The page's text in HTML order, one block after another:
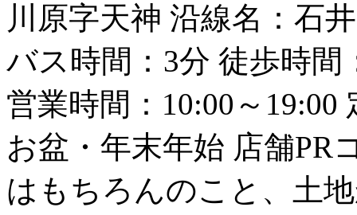
川原字天神 沿線名：石
バス時間：3分 徒歩時間
営業時間：10:00～
お盆・年末年始 店舗PR
はもちろんのこと、土